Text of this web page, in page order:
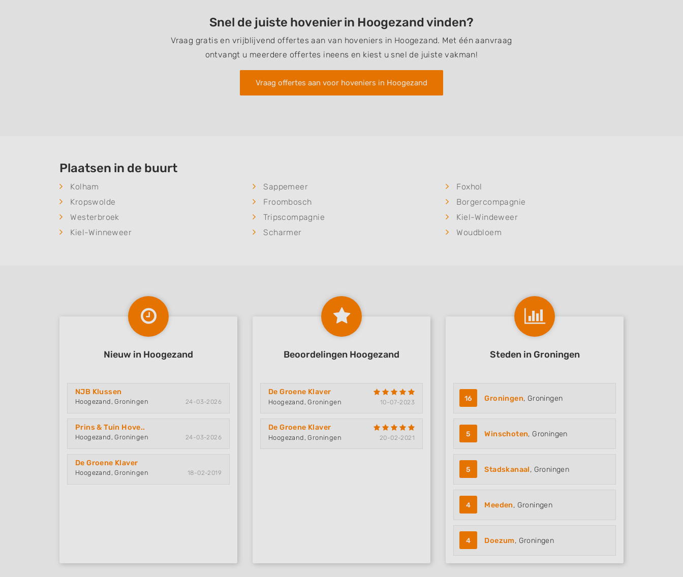
Snel de juiste hovenier in Hoogezand vinden?
Vraag gratis en vrijblijvend offertes aan van hoveniers in Hoogezand. Met één aanvraag
ontvangt u meerdere offertes ineens en kiest u snel de juiste vakman!
Vraag offertes aan voor hoveniers in Hoogezand
Plaatsen in de buurt
Kolham Sappemeer
Foxhol
Kropswolde
Froombosch
Borgercompagnie
Westerbroek
Tripscompagnie
Kiel-Windeweer
Kiel-Winneweer
Scharmer Woudbloem
Nieuw in Hoogezand
NJB Klussen
Hoogezand, Groningen 24-03-2026
Prins & Tuin Hove..
Hoogezand, Groningen 24-03-2026
De Groene Klaver
Hoogezand, Groningen 18-02-2019
Beoordelingen Hoogezand
De Groene Klaver
Hoogezand, Groningen 10-07-2023
De Groene Klaver
Hoogezand, Groningen 20-02-2021
Steden in Groningen
16 Groningen, Groningen
5 Winschoten, Groningen
5 Stadskanaal, Groningen
4 Meeden, Groningen
4 Doezum, Groningen